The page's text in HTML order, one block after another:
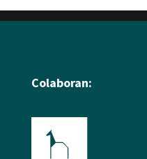
Colaboran: